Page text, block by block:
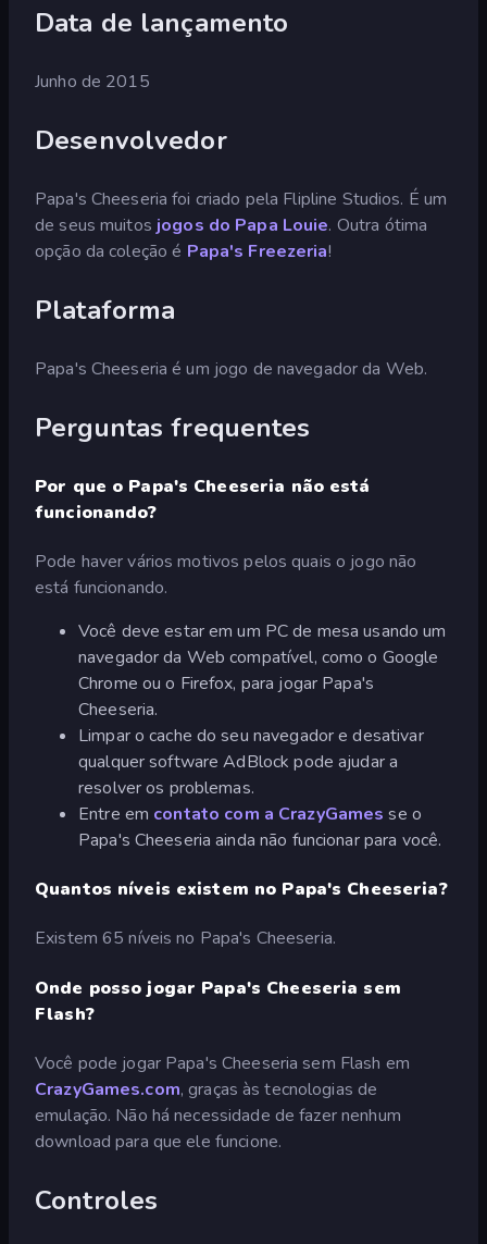
Data de lançamento
Junho de 2015
Desenvolvedor
Papa's Cheeseria foi criado pela Flipline Studios. É um
de seus muitos jogos do Papa Louie. Outra ótima
opção da coleção é Papa's Freezeria!
Plataforma
Papa's Cheeseria é um jogo de navegador da Web.
Perguntas frequentes
Por que o Papa's Cheeseria não está
funcionando?
Pode haver vários motivos pelos quais o jogo não
está funcionando.
Você deve estar em um PC de mesa usando um
navegador da Web compatível, como o Google
Chrome ou o Firefox, para jogar Papa's
Cheeseria.
Limpar o cache do seu navegador e desativar
qualquer software AdBlock pode ajudar a
resolver os problemas.
Entre em contato com a CrazyGames se o
Papa's Cheeseria ainda não funcionar para você.
Quantos níveis existem no Papa's Cheeseria?
Existem 65 níveis no Papa's Cheeseria.
Onde posso jogar Papa's Cheeseria sem
Flash?
Você pode jogar Papa's Cheeseria sem Flash em
CrazyGames.com, graças às tecnologias de
emulação. Não há necessidade de fazer nenhum
download para que ele funcione.
Controles